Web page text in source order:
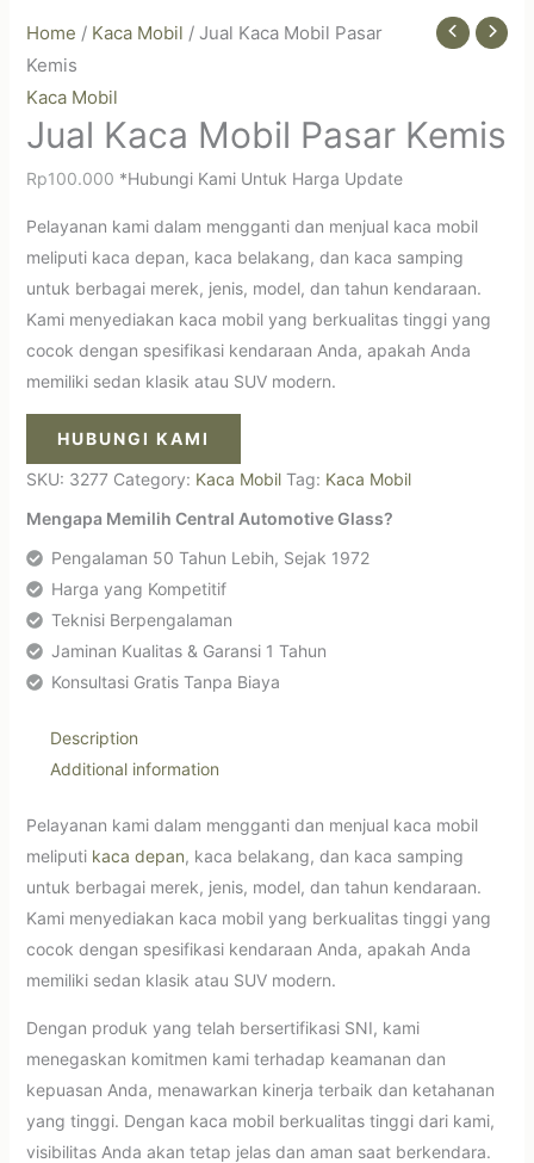
Home / Kaca Mobil / Jual Kaca Mobil Pasar
Kemis
Kaca Mobil
Jual Kaca Mobil Pasar Kemis
Rp100.000 *Hubungi Kami Untuk Harga Update
Pelayanan kami dalam mengganti dan menjual kaca mobil
meliputi kaca depan, kaca belakang, dan kaca samping
untuk berbagai merek, jenis, model, dan tahun kendaraan.
Kami menyediakan kaca mobil yang berkualitas tinggi yang
cocok dengan spesifikasi kendaraan Anda, apakah Anda
memiliki sedan klasik atau SUV modern.
HUBUNGI KAMI
SKU: 3277 Category: Kaca Mobil Tag: Kaca Mobil
Mengapa Memilih Central Automotive Glass?
Pengalaman 50 Tahun Lebih, Sejak 1972
Harga yang Kompetitif
Teknisi Berpengalaman
Jaminan Kualitas & Garansi 1 Tahun
Konsultasi Gratis Tanpa Biaya
Description
Additional information
Pelayanan kami dalam mengganti dan menjual kaca mobil
meliputi kaca depan, kaca belakang, dan kaca samping
untuk berbagai merek, jenis, model, dan tahun kendaraan.
Kami menyediakan kaca mobil yang berkualitas tinggi yang
cocok dengan spesifikasi kendaraan Anda, apakah Anda
memiliki sedan klasik atau SUV modern.
Dengan produk yang telah bersertifikasi SNI, kami
menegaskan komitmen kami terhadap keamanan dan
kepuasan Anda, menawarkan kinerja terbaik dan ketahanan
yang tinggi. Dengan kaca mobil berkualitas tinggi dari kami,
visibilitas Anda akan tetap jelas dan aman saat berkendara.